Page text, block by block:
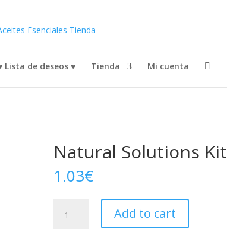
Lista de deseos ♥ Tienda Mi cuenta
Natural Solutions Kit
1.03€
Solutions
Add to cart